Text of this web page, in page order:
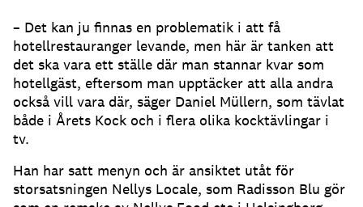
– Det kan ju finnas en problematik i att få
hotellrestauranger levande, men här är tanken att
det ska vara ett ställe där man stannar kvar som
hotellgäst, eftersom man upptäcker att alla andra
också vill vara där, säger Daniel Müllern, som tävlat
både i Årets Kock och i flera olika kocktävlingar i
tv.
Han har satt menyn och är ansiktet utåt för
storsatsningen Nellys Locale, som Radisson Blu gör